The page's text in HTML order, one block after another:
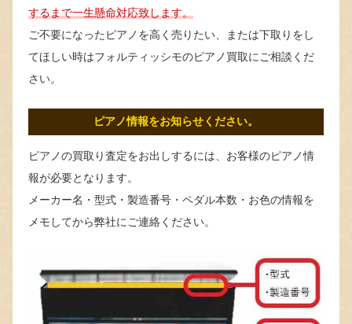
するまで一生懸命対応致します。
ご不要になったピアノを高く売りたい、または下取りをし
てほしい時はフォルティッシモのピアノ買取にご相談くだ
さい。
ピアノ情報をお知らせください。
ピアノの買取り査定をお出しするには、お客様のピアノ情
報が必要となります。
メーカー名・型式・製造番号・ペダル本数・お色の情報を
メモしてから弊社にご連絡ください。